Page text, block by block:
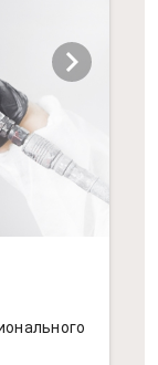
chevron_right